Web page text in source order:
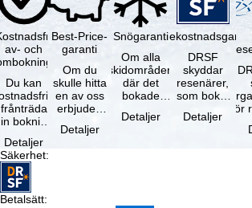
av- och
Du kan
frånträda
bokning
efter
…
Detaljer
Best-Price-
garanti
Om du
skulle hitta
en av oss
erbjuden
samma
Detaljer
Snögaranti
Om alla
skidområden
där det
bokade
gäller –
Detaljer
DRSF
skyddar
resenärer,
som bokat
paketresa
Detaljer
för
Säkerhet:
Betalsätt: